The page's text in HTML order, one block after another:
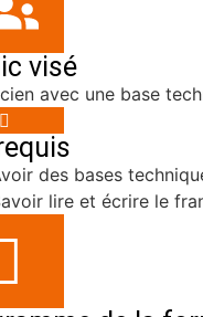
visé
avec une base
des bases
lire et écrire le